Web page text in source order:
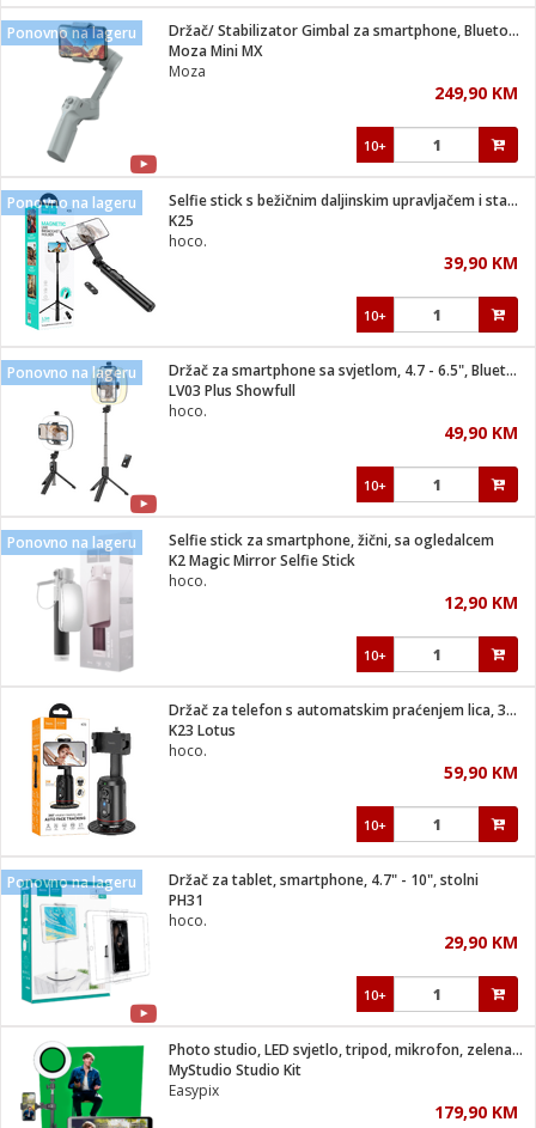
aparati
mesa
kafu
ostalo
pribor
pribor
Vitrine
program
pribor
materijal
i kutije
osigurači
zraka
gorivo
brave
Ponovno na lageru
Držač/ Stabilizator Gimbal za smartphone, Bluetooth
Moza Mini MX
Moza
249,90 KM
10+
Ponovno na lageru
Selfie stick s bežičnim daljinskim upravljačem i stativom
K25
hoco.
39,90 KM
10+
Ponovno na lageru
Držač za smartphone sa svjetlom, 4.7 - 6.5", Bluetooth
LV03 Plus Showfull
hoco.
49,90 KM
10+
Ponovno na lageru
Selfie stick za smartphone, žični, sa ogledalcem
K2 Magic Mirror Selfie Stick
hoco.
12,90 KM
10+
Držač za telefon s automatskim praćenjem lica, 360°
K23 Lotus
hoco.
59,90 KM
10+
Ponovno na lageru
Držač za tablet, smartphone, 4.7" - 10", stolni
PH31
hoco.
29,90 KM
10+
Photo studio, LED svjetlo, tripod, mikrofon, zelena pozadina
MyStudio Studio Kit
Easypix
179,90 KM